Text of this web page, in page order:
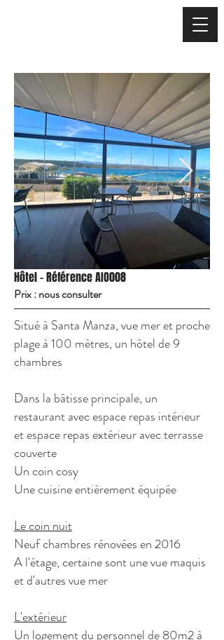
Hôtel - Référence AIO008
Prix : nous consulter
Situé à Santa Manza, vue mer et proche
plage à 100 mètres, un hôtel de 9
chambres
Dans la bâtisse principale, un
restaurant avec espace repas intérieur
et espace repas extérieur avec terrasse
couverte
Un coin cosy
Une cuisine entièrement équipée
Le coin nuit
Neuf chambres rénovées en 2016
A l'étage, certaine sont une vue maquis
et d'autres vue mer
L'extérieur
Un logement du personnel de 80m2 à